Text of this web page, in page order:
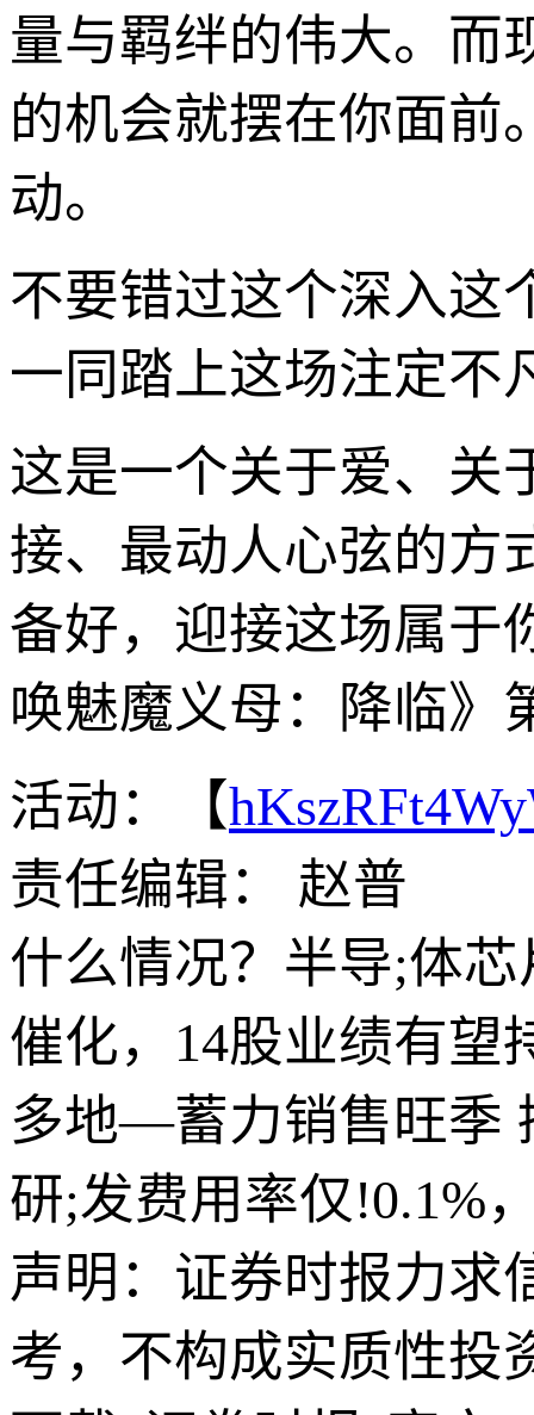
量与羁绊的伟大。而
的机会就摆在你面前
动。
不要错过这个深入这
一同踏上这场注定不
这是一个关于爱、关
接、最动人心弦的方
备好，迎接这场属于
唤魅魔义母：降临》
活动：【
责任编辑： 赵普
什么情况？半导;体
催化，14股业绩有望
多地—蓄力销售旺季
研;发费用率仅!0.1%
声明：证券时报力求
考，不构成实质性投